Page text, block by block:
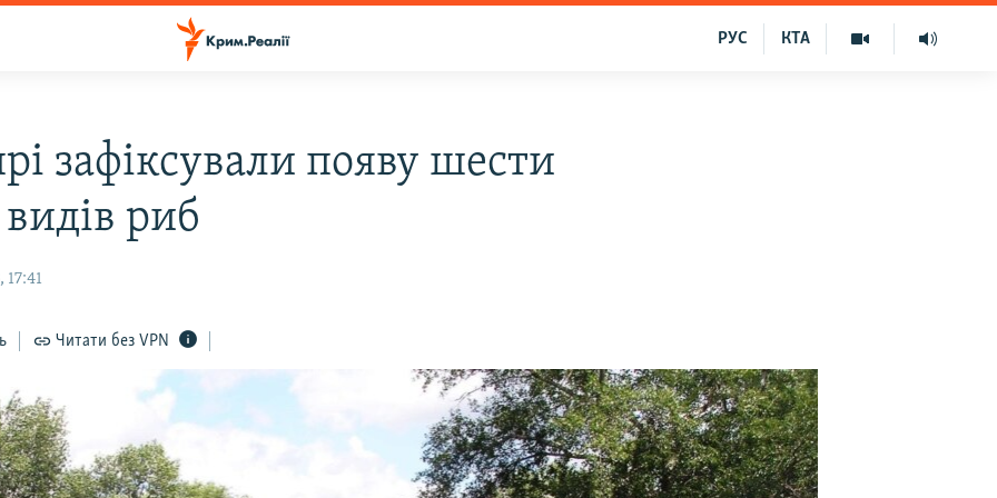
КТА
РУС
зафіксували появу шести
риб
Читати без VPN